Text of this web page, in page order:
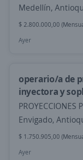
Medellín,
$ 2.800.000,00
Ayer
operario/a de
inyectora y
PROYECCIONES
Envigado,
$ 1.750.905,00
Ayer